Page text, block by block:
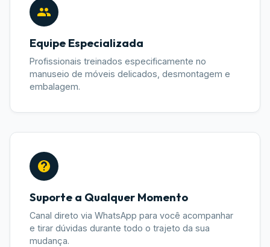
Equipe Especializada
Profissionais treinados especificamente no
manuseio de móveis delicados, desmontagem e
embalagem.
Suporte a Qualquer Momento
Canal direto via WhatsApp para você acompanhar
e tirar dúvidas durante todo o trajeto da sua
mudança.